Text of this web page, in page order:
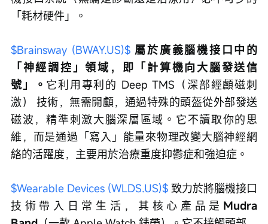
「耗材硬件」。
$Brainsway (BWAY.US)$ 屬於廣義腦機接口中的
「神經調控」領域，即「計算機向大腦發送信
號」。 它利用專利的 Deep TMS（深部經顱磁刺
激） 技術，無需開顱，通過特殊的頭盔從外部發送
磁波，精準刺激大腦深層區域。它不讀取你的思
維，而是通過「寫入」能量來物理改變大腦神經網
絡的活躍度，主要用於治療重度抑鬱症和強迫症。
$Wearable Devices (WLDS.US)$ 致力於將腦機接口
技術帶入日常生活，其核心產品是 Mudra